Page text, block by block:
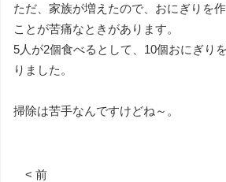
ただ、家族が増えたので、おにぎりを
ことが苦痛なときがあります。
5人が2個食べるとして、10個おにぎり
りました。
掃除は苦手なんですけどね～。
< 前